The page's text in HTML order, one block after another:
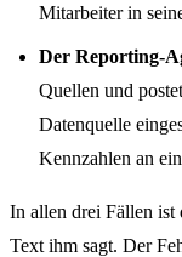
Mitarbeiter in
Der Reporting-
Quellen und
Datenquelle
Kennzahlen an
In allen drei Fällen
Text ihm sagt. Der